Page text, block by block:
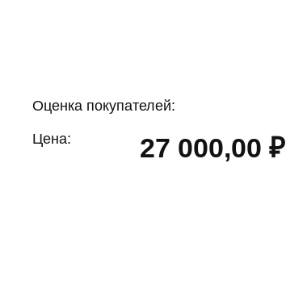
Оценка покупателей:
Цена: 27 000,00₽